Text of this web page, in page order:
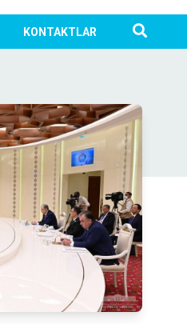
KONTAKTLAR